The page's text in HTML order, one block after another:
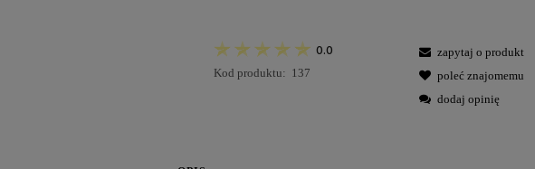
0.0
Kod produktu: 137
zapytaj o produkt
poleć znajomemu
dodaj opinię